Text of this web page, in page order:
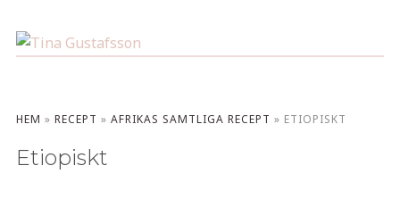
HEM » RECEPT » AFRIKAS SAMTLIGA RECEPT » ETIOPISKT
Etiopiskt